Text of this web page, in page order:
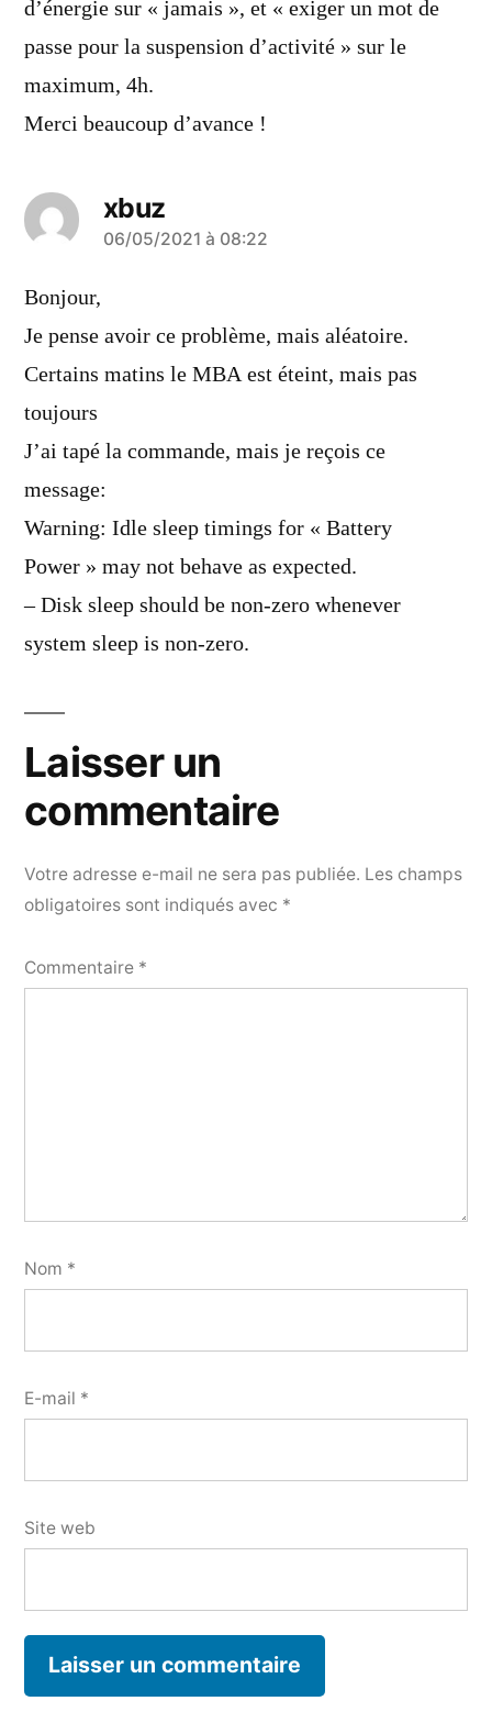
d’énergie sur « jamais », et « exiger un mot de
passe pour la suspension d’activité » sur le
maximum, 4h.
Merci beaucoup d’avance !
xbuz
a
06/05/2021 à 08:22
Bonjour,
Je pense avoir ce problème, mais aléatoire.
Certains matins le MBA est éteint, mais pas
toujours
J’ai tapé la commande, mais je reçois ce
message:
Warning: Idle sleep timings for « Battery
Power » may not behave as expected.
– Disk sleep should be non-zero whenever
system sleep is non-zero.
Laisser un
commentaire
Votre adresse e-mail ne sera pas publiée. Les champs
obligatoires sont indiqués avec *
Commentaire *
Nom *
E-mail *
Site web